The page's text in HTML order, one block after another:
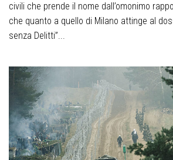
civili che prende il nome dall’omonimo
che quanto a quello di Milano attinge al
senza Delitti”...